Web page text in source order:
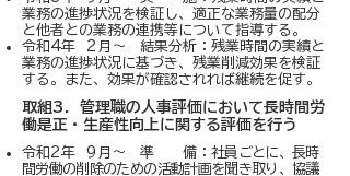
業務の進捗状況を検証し、適正な業務量の配分
と他者との業務の連携等について指導する。
令和4年 2月～ 結果分析：残業時間の実績と
業務の進捗状況に基づき、残業削減効果を検証
する。また、効果が確認されれば継続を促す。
​取組3．管理職の人事評価において長時間労
働是正・生産性向上に関する評価を行う
令和2年 9月～ 準 備： 社員ごとに、長時
間労働の削除のための活動計画を聞き取り、協議